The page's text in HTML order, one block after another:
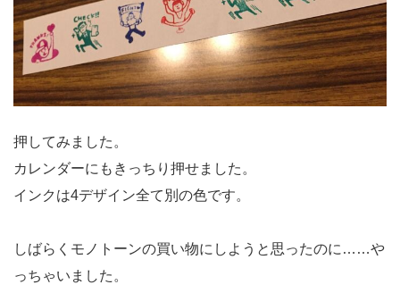
押してみました。
カレンダーにもきっちり押せました。
インクは4デザイン全て別の色です。
しばらくモノトーンの買い物にしようと思ったのに……や
っちゃいました。